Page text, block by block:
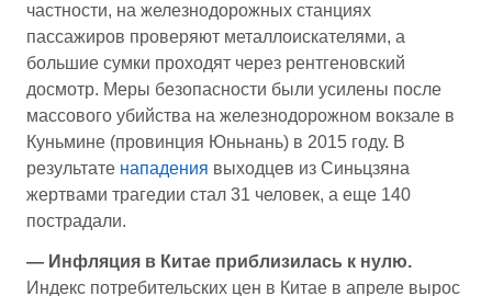
частности, на железнодорожных станциях
пассажиров проверяют металлоискателями, а
большие сумки проходят через рентгеновский
досмотр. Меры безопасности были усилены после
массового убийства на железнодорожном вокзале в
Куньмине (провинция Юньнань) в 2015 году. В
результате нападения выходцев из Синьцзяна
жертвами трагедии стал 31 человек, а еще 140
пострадали.
— Инфляция в Китае приблизилась к нулю.
Индекс потребительских цен в Китае в апреле вырос